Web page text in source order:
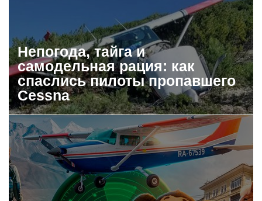
Непогода, тайга и
самодельная рация: как
спаслись пилоты пропавшего
Cessna